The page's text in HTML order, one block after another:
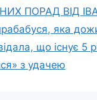
ПОРАД ВІД
яка
що існує 5
з удачею